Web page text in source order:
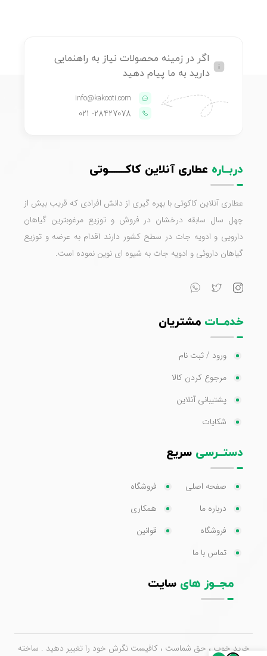
اگر در زمینه محصولات نیاز به راهنمایی
دارید به ما پیام دهید
info@kakooti.com
28427078
- 021
دربــاره عطاری آنلاین کاکـــــــوتی
عطاری آنلاین کاکوتی با بهره گیری از دانش افرادی که قریب بیش از
چهل سال سابقه درخشان در فروش و توزیع مرغوبترین گیاهان
دارویی و ادویه جات در سطح کشور دارند اقدام به عرضه و توزیع
گیاهان داروئی و ادویه جات به شیوه ای نوین نموده است.
خدمــات مشتریان
ورود / ثبت نام
مرجوع کردن کالا
پشتیبانی آنلاین
شکایات
دستــرسی سریع
صفحه اصلی
درباره ما
فروشگاه
تماس با ما
فروشگاه
همکاری
قوانین
مجــوز های سایت
خرید خوب ، حق شماست ، کافیست نگرش خود را تغییر دهید . ساخته